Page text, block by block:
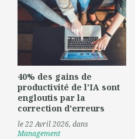
40% des gains de
productivité de l'IA sont
engloutis par la
correction d'erreurs
le 22 Avril 2026, dans
Management